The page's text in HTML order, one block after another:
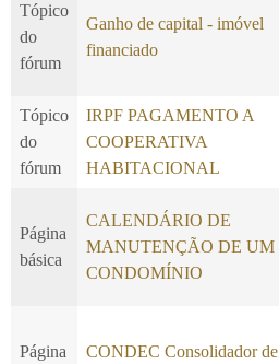
Tópico
do
fórum
Ganho de capital - imóvel
financiado
Tópico
do
fórum
IRPF PAGAMENTO A
COOPERATIVA
HABITACIONAL
Página
básica
CALENDÁRIO DE
MANUTENÇÃO DE UM
CONDOMÍNIO
Página CONDEC Consolidador de